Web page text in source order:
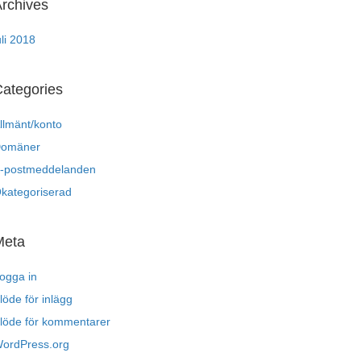
2018
konto
postmeddelanden
in
för inlägg
för kommentarer